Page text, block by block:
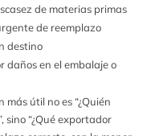
de materias primas
de reemplazo
destino
daños en el embalaje o
útil no es “¿Quién
sino “¿Qué exportador